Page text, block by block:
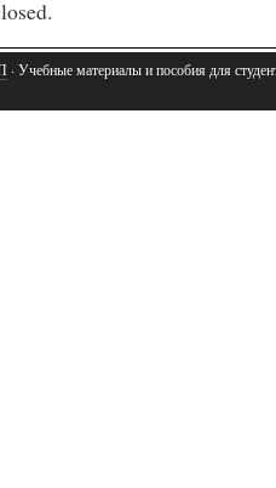
· Учебные материалы и пособия для